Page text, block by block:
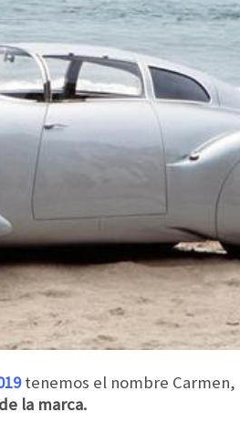
tenemos el nombre Carmen,
la marca.